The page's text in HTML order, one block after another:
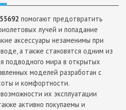
помогают предотвратить
лучей и попадание
аксессуары незаменимы при
а также становятся одним из
подводного мира в открытых
моделей разработан с
и комфортности.
их эксплуатации
активно покупаемы и